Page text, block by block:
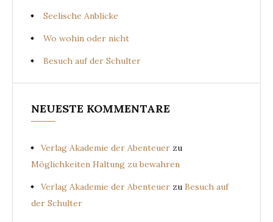
Seelische Anblicke
Wo wohin oder nicht
Besuch auf der Schulter
NEUESTE KOMMENTARE
Verlag Akademie der Abenteuer zu
Möglichkeiten Haltung zu bewahren
Verlag Akademie der Abenteuer zu Besuch auf
der Schulter